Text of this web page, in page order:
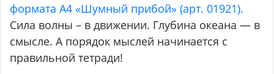
формата A4 «Шумный прибой» (арт. 01921).
Сила волны – в движении. Глубина океана — в
смысле. А порядок мыслей начинается с
правильной тетради!